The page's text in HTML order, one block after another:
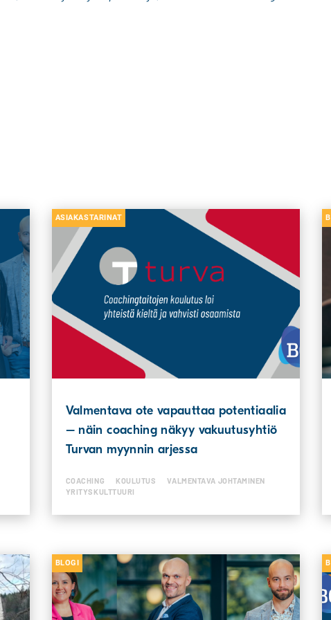
ASIAKASTARINAT
Valmentava ote vapauttaa potentiaalia
– näin coaching näkyy vakuutusyhtiö
Turvan myynnin arjessa
COACHING KOULUTUS
VALMENTAVA JOHTAMINEN
YRITYSKULTTUURI
BLOGI